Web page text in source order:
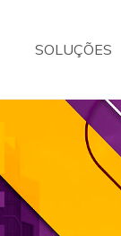
SOLUÇÕES